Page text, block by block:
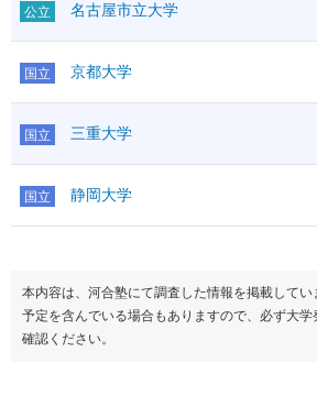
公立 名古屋市立大学
国立 京都大学
国立 三重大学
国立 静岡大学
本内容は、河合塾にて調査した情報を掲載して
予定を含んでいる場合もありますので、必ず大
確認ください。